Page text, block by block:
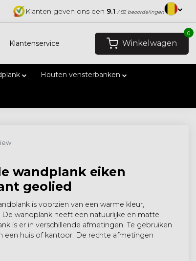
Klanten geven ons een 9.1 / 82 beoordelingen
Klantenservice Winkelwagen
0
Houten vensterbanken
wandplank eiken
geolied
is voorzien van een warme kleur,
De wandplank heeft een natuurlijke en matte
is er in verschillende afmetingen. Te gebruiken
een huis of kantoor. De rechte afmetingen